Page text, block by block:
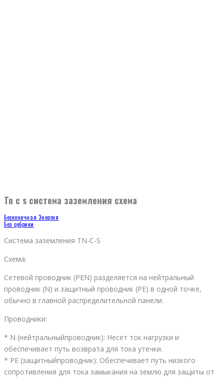
Tn c s система заземления схема
Бесконечная Энергия
Без рубрики
Система заземления TN-C-S
Схема:
Сетевой проводник (PEN) разделяется на нейтральный
проводник (N) и защитный проводник (PE) в одной точке,
обычно в главной распределительной панели.
Проводники:
* N (нейтральныйпроводник): Несет ток нагрузки и
обеспечивает путь возврата для тока утечки.
* PE (защитныйпроводник): Обеспечивает путь низкого
сопротивления для тока замыкания на землю для защиты от